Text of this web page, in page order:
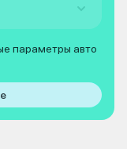
параметры авто